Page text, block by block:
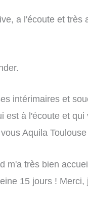
a l'écoute et très
intérimaires et
est à l'écoute et
Aquila
m'a très bien
15 jours ! Merci,